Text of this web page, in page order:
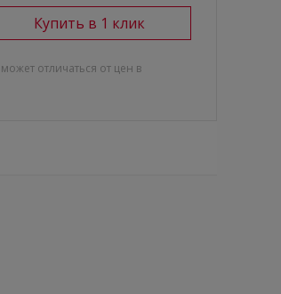
Купить в 1 клик
отличаться от цен в